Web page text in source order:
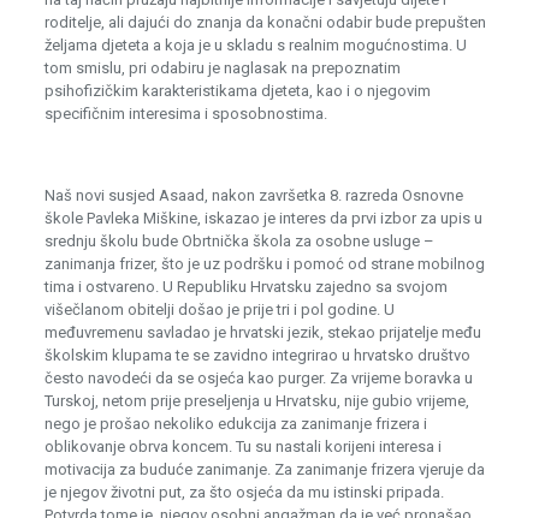
roditelje, ali dajući do znanja da konačni odabir bude prepušten
željama djeteta a koja je u skladu s realnim mogućnostima. U
tom smislu, pri odabiru je naglasak na prepoznatim
psihofizičkim karakteristikama djeteta, kao i o njegovim
specifičnim interesima i sposobnostima.
Naš novi susjed Asaad, nakon završetka 8. razreda Osnovne
škole Pavleka Miškine, iskazao je interes da prvi izbor za upis u
srednju školu bude Obrtnička škola za osobne usluge –
zanimanja frizer, što je uz podršku i pomoć od strane mobilnog
tima i ostvareno. U Republiku Hrvatsku zajedno sa svojom
višečlanom obitelji došao je prije tri i pol godine. U
međuvremenu savladao je hrvatski jezik, stekao prijatelje među
školskim klupama te se zavidno integrirao u hrvatsko društvo
često navodeći da se osjeća kao purger. Za vrijeme boravka u
Turskoj, netom prije preseljenja u Hrvatsku, nije gubio vrijeme,
nego je prošao nekoliko edukcija za zanimanje frizera i
oblikovanje obrva koncem. Tu su nastali korijeni interesa i
motivacija za buduće zanimanje. Za zanimanje frizera vjeruje da
je njegov životni put, za što osjeća da mu istinski pripada.